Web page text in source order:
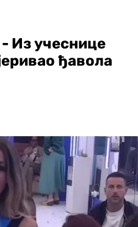
Из учеснице
ђавола